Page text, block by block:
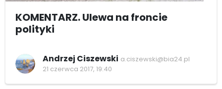
KOMENTARZ. Ulewa na froncie
polityki
Andrzej Ciszewski a.ciszewski@bia24.pl
21 czerwca 2017, 19:40